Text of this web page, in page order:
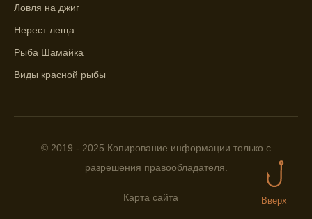
для рыбной ловли, согласно прогнозу
Прогноз клева помогает определить
предоставляет подробную информацию о
фазах луны и их влиянии на активность
Ловля на джиг
Нерест леща
Рыба Шамайка
Виды красной рыбы
© 2019 - 2025 Копирование информации только с
разрешения правообладателя.
Карта сайта Вверх